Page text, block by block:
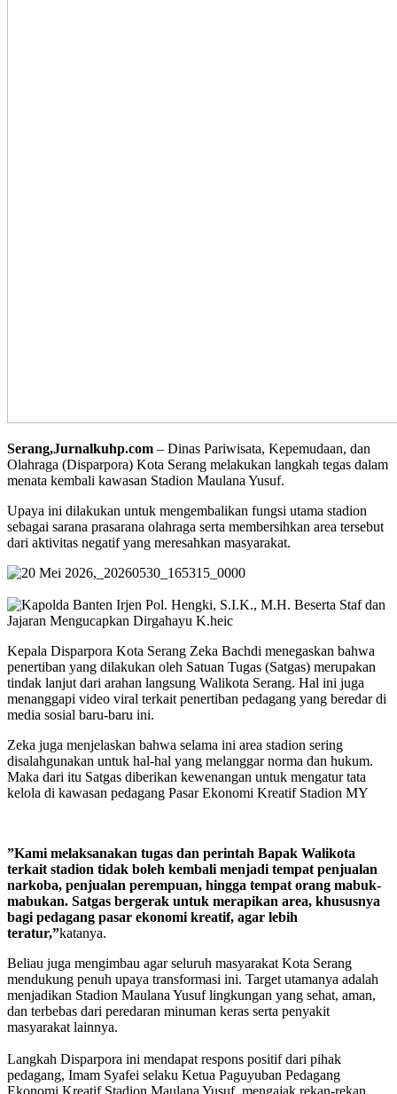
Serang,Jurnalkuhp.com – Dinas Pariwisata, Kepemudaan, dan
Olahraga (Disparpora) Kota Serang melakukan langkah tegas dalam
menata kembali kawasan Stadion Maulana Yusuf.
Upaya ini dilakukan untuk mengembalikan fungsi utama stadion
sebagai sarana prasarana olahraga serta membersihkan area tersebut
dari aktivitas negatif yang meresahkan masyarakat.
​Kepala Disparpora Kota Serang Zeka Bachdi menegaskan bahwa
penertiban yang dilakukan oleh Satuan Tugas (Satgas) merupakan
tindak lanjut dari arahan langsung Walikota Serang. Hal ini juga
menanggapi video viral terkait penertiban pedagang yang beredar di
media sosial baru-baru ini.
Zeka juga menjelaskan bahwa selama ini area stadion sering
disalahgunakan untuk hal-hal yang melanggar norma dan hukum.
Maka dari itu Satgas diberikan kewenangan untuk mengatur tata
kelola di kawasan pedagang Pasar Ekonomi Kreatif Stadion MY
​”Kami melaksanakan tugas dan perintah Bapak Walikota
terkait stadion tidak boleh kembali menjadi tempat penjualan
narkoba, penjualan perempuan, hingga tempat orang mabuk-
mabukan. Satgas bergerak untuk merapikan area, khususnya
bagi pedagang pasar ekonomi kreatif, agar lebih
teratur,”katanya.
​Beliau juga mengimbau agar seluruh masyarakat Kota Serang
mendukung penuh upaya transformasi ini. Target utamanya adalah
menjadikan Stadion Maulana Yusuf lingkungan yang sehat, aman,
dan terbebas dari peredaran minuman keras serta penyakit
masyarakat lainnya.
​Langkah Disparpora ini mendapat respons positif dari pihak
pedagang, Imam Syafei selaku Ketua Paguyuban Pedagang